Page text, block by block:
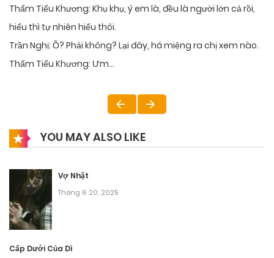
Thẩm Tiểu Khương: Khụ khụ, ý em là, đều là người lớn cả rồi,
hiểu thì tự nhiên hiểu thôi.
Trần Nghị: Ồ? Phải không? Lại đây, há miệng ra chị xem nào.
Thẩm Tiểu Khương: Ưm…
YOU MAY ALSO LIKE
Vợ Nhặt
Tháng 6 20, 2025
Cấp Dưới Của Dì